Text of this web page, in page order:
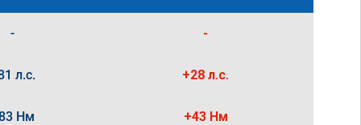
- -
л.с. +28 л.с.
Нм +43 Нм